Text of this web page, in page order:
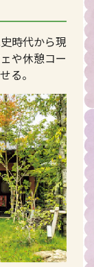
時代から現
や休憩コー
る。